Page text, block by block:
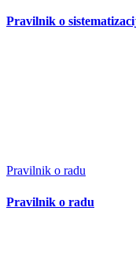
Pravilnik o
Pravilnik o radu
Pravilnik o radu